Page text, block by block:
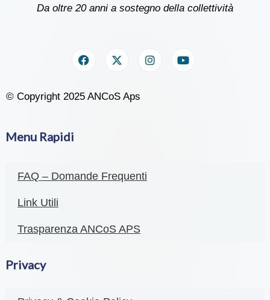
Da oltre 20 anni a sostegno della collettività
© Copyright 2025 ANCoS Aps
Menu Rapidi
FAQ – Domande Frequenti
Link Utili
Trasparenza ANCoS APS
Privacy